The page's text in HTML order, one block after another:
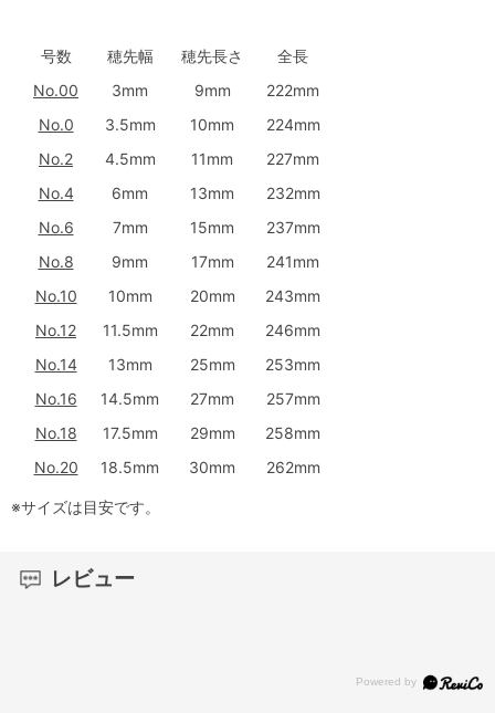
号数 穂先幅 穂先長さ
全長
No.00
3mm 9mm
222mm
No.0
3.5mm 10mm
224mm
No.2
4.5mm 11mm
227mm
No.4
6mm 13mm
232mm
No.6
7mm 15mm
237mm
No.8
9mm 17mm
241mm
No.10
10mm 20mm
243mm
No.12
11.5mm 22mm
246mm
No.14
13mm 25mm
253mm
No.16
14.5mm 27mm
257mm
No.18
17.5mm 29mm
258mm
No.20
18.5mm 30mm 262mm
※サイズは目安です。
レビュー